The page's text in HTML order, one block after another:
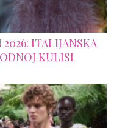
2026: ITALIJANSKA
KULISI